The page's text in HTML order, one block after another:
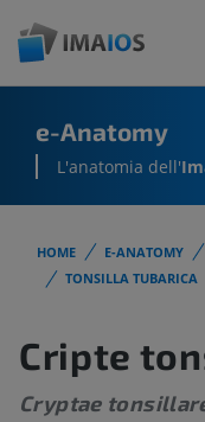
e-Anatomy
L'anatomia dell'
HOME E-ANATOMY
TONSILLA TUBARICA
Cripte
Cryptae